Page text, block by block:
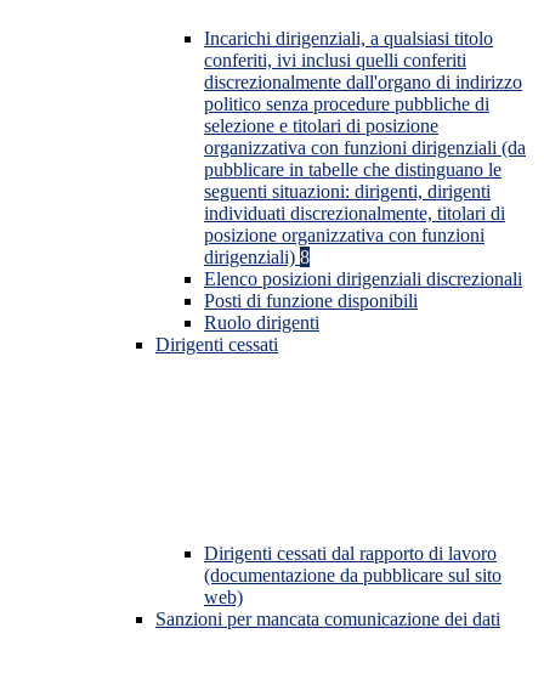
Incarichi dirigenziali, a qualsiasi titolo
conferiti, ivi inclusi quelli conferiti
discrezionalmente dall'organo di indirizzo
politico senza procedure pubbliche di
selezione e titolari di posizione
organizzativa con funzioni dirigenziali (da
pubblicare in tabelle che distinguano le
seguenti situazioni: dirigenti, dirigenti
individuati discrezionalmente, titolari di
posizione organizzativa con funzioni
dirigenziali) 8
Elenco posizioni dirigenziali discrezionali
Posti di funzione disponibili
Ruolo dirigenti
Dirigenti cessati
Dirigenti cessati dal rapporto di lavoro
(documentazione da pubblicare sul sito
web)
Sanzioni per mancata comunicazione dei dati